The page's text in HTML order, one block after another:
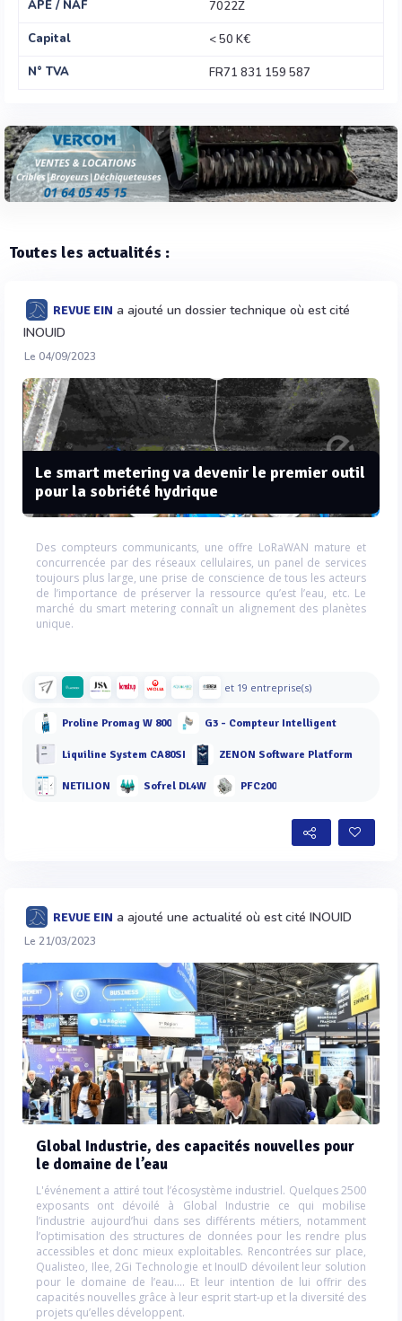
APE / NAF
7022Z
Capital
< 50 K€
N° TVA
FR71 831 159 587
Toutes les actualités :
REVUE EIN a ajouté un dossier technique où est cité
INOUID
Le 04/09/2023
Le smart metering va devenir le premier outil
pour la sobriété hydrique
Des compteurs communicants, une offre LoRaWAN mature et
concurrencée par des réseaux cellulaires, un panel de services
toujours plus large, une prise de conscience de tous les acteurs
de l’importance de préserver la ressource qu’est l’eau, etc. Le
marché du smart metering connaît un alignement des planètes
unique.
et 19 entreprise(s)
Proline Promag W 800 G3 - Compteur Intelligent
Liquiline System CA80SI ZENON Software Platform
NETILION Sofrel DL4W PFC200
REVUE EIN a ajouté une actualité où est cité INOUID
Le 21/03/2023
Global Industrie, des capacités nouvelles pour
le domaine de l’eau
L'événement a attiré tout l’écosystème industriel. Quelques 2500
exposants ont dévoilé à Global Industrie ce qui mobilise
l’industrie aujourd’hui dans ses différents métiers, notamment
l’optimisation des structures de données pour les rendre plus
accessibles et donc mieux exploitables. Rencontrées sur place,
Qualisteo, Ilee, 2Gi Technologie et InouID dévoilent leur solution
pour le domaine de l’eau…. Et leur intention de lui offrir des
capacités nouvelles grâce à leur esprit start-up et la diversité des
projets qu’elles développent.